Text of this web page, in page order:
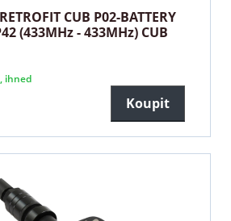
CUB P02-BATTERY
(433MHz - 433MHz) CUB
ihned
Koupit